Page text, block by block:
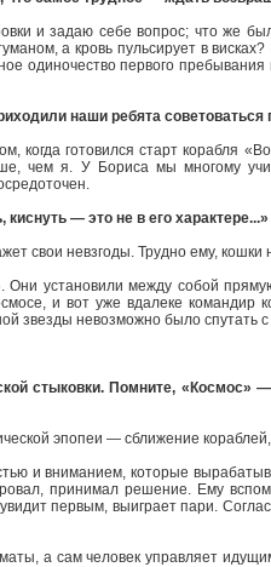
и задаю себе вопрос; что же
а кровь пульсирует в
одиночество первого
наши ребята
когда готовился старт корабля
чем я. У Бориса мы многому
— это не в его характере...»
свои невзгоды. Трудно ему,
установили между собой
и вот уже вдалеке
звезды невозможно было спутать
стыковки. Помните,
эпопеи — сближение
и вниманием, которые
принимал решение. Ему
первым, выиграет пари.
а сам человек управляет